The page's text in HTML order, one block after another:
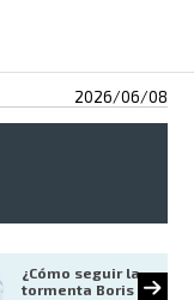
2026/06/08
¿Cómo seguir la
tormenta Boris en